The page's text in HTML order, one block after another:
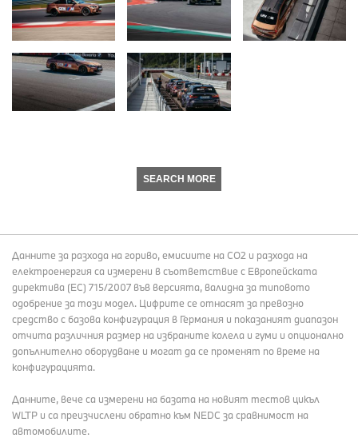
SEARCH MORE
Данните за разхода на гориво, емисиите на СО2 и разхода на
електроенергия са измерени в съответствие с Европейската
директива (EC) 715/2007 във версията, валидна за типовото
одобрение за този модел. Цифрите се отнасят за превозно
средство с базова конфигурация в Германия и показаният диапазон
отчита различния размер на избраните колела и гуми и опционално
допълнително оборудване и могат да се променят по време на
конфигурацията.
Данните, вече са измерени на базата на новият тестов цикъл
WLTP и са преизчислени обратно към NEDC за сравнимост на
автомобилите.